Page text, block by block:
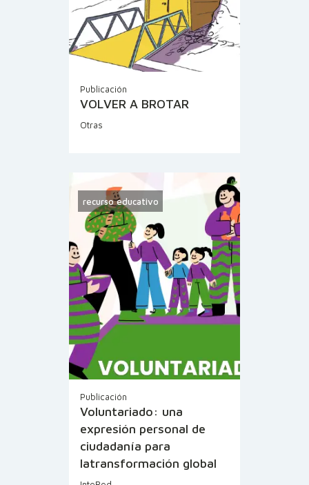
Publicación
VOLVER A BROTAR
Otras
recurso educativo
Publicación
Voluntariado: una
expresión personal de
ciudadanía para
latransformación global